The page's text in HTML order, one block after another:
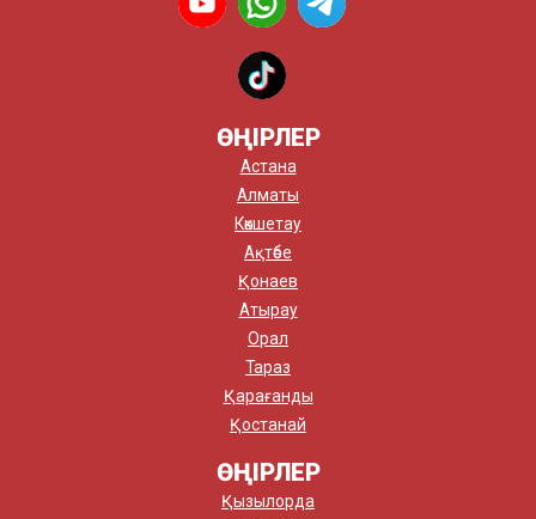
ӨҢІРЛЕР
Астана
Алматы
Көкшетау
Ақтөбе
Қонаев
Атырау
Орал
Тараз
Қарағанды
Қостанай
ӨҢІРЛЕР
Қызылорда